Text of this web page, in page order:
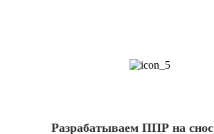
Разрабатываем ППР на снос